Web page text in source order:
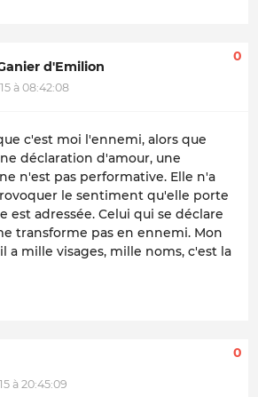
d'Emilion
à 08:42:08
0
c'est moi l'ennemi, alors que
déclaration d'amour, une
n'est pas performative. Elle n'a
le sentiment qu'elle porte
est adressée. Celui qui se déclare
transforme pas en ennemi. Mon
a mille visages, mille noms, c'est la
à 20:45:09
0